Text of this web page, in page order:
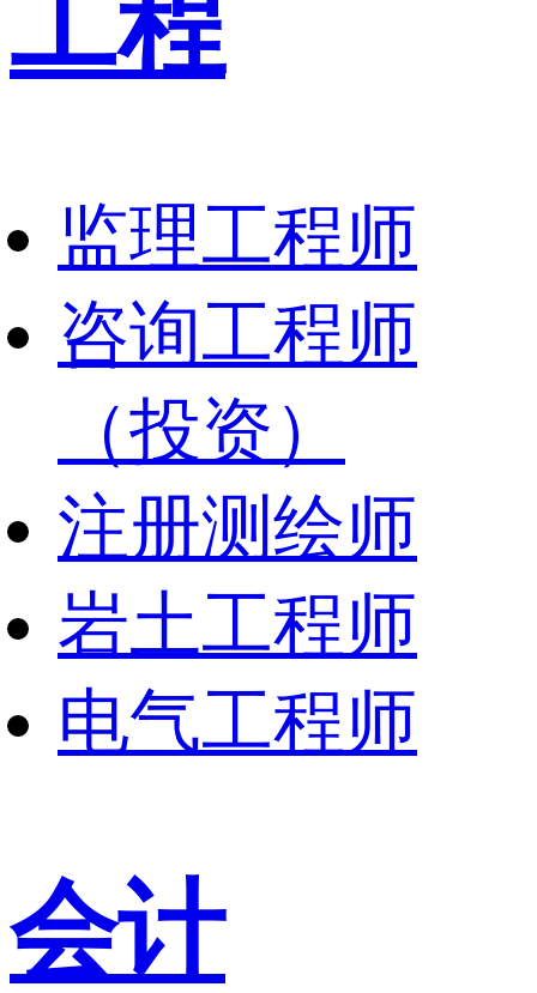
工程
监理工程师
咨询工程师
（投资）
注册测绘师
岩土工程师
电气工程师
会计